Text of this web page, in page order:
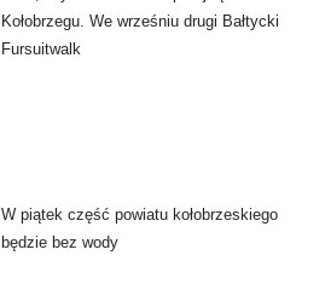
Kołobrzegu. We wrześniu drugi Bałtycki
Fursuitwalk
W piątek część powiatu kołobrzeskiego
będzie bez wody